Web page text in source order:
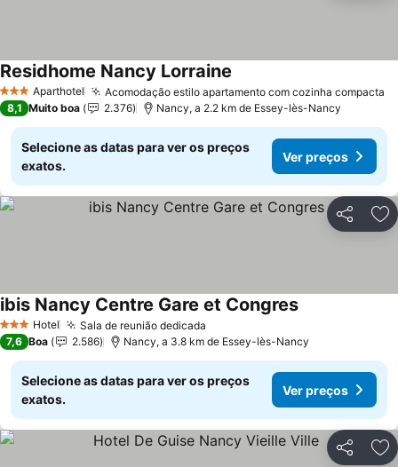
3 EstrelasAparthotel Acomodação estilo apartamento com cozinha compacta
Residhome Nancy Lorraine
8,1 Muito boa 2.376 Nancy, a 2.2 km de Essey-lès-Nancy
Selecione as datas para ver os preços
exatos.
Ver preços
Partilhar
3 EstrelasHotel Sala de reunião dedicada
ibis Nancy Centre Gare et CongresVer preços
7,6 Boa 2.586 Nancy, a 3.8 km de Essey-lès-Nancy
Selecione as datas para ver os preços
exatos.
Ver preços
Partilhar